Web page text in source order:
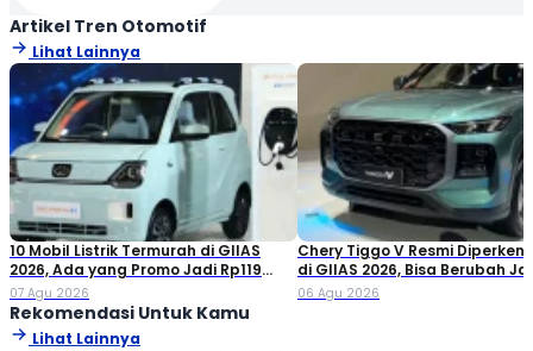
Artikel Tren Otomotif
Lihat Lainnya
10 Mobil Listrik Termurah di GIIAS
2026, Ada yang Promo Jadi Rp119
Jutaan!
07 Agu 2026
Chery Tiggo V Resmi
di GIIAS 2026, Bisa Berubah
Double Cabin
06 Agu 2026
Rekomendasi Untuk Kamu
Lihat Lainnya